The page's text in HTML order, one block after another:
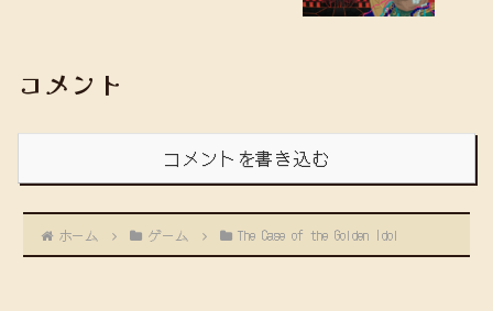
コメント
コメントを書き込む
ホーム ゲーム The Case of the Golden Idol